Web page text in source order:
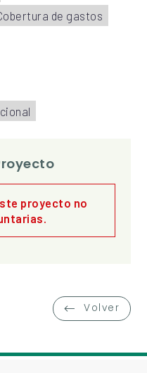
de gastos
proyecto no
Volver